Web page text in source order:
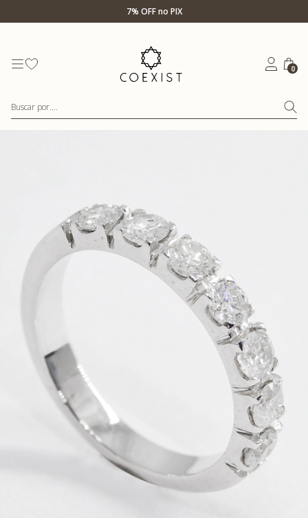
7% OFF no PIX
Ir para Home Prata
0
Buscar por....